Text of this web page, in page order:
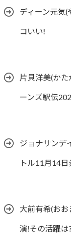
ディーン元気(
コいい!
片貝洋美(か
ーンズ駅伝
ジョナサンデ
トル11月14
大前有希(お
演!その活躍は